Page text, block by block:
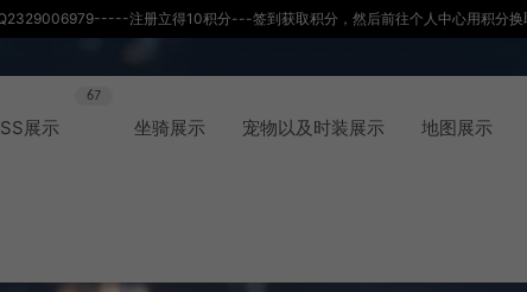
注册立得10积分---签到获取积分，然后前往个人中心用积分换
展示
67
坐骑展示 宠物以及时装展示 地图展示